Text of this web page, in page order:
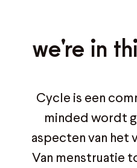
we're in
Cycle is een
minded wordt
aspecten van het
Van menstruatie